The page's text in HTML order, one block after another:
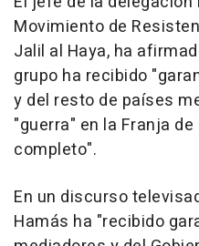
Movimiento de
Jalil al Haya, ha
grupo ha recibido
y del resto de países
"guerra" en la Franja
completo".
En un discurso
Hamás ha "recibido